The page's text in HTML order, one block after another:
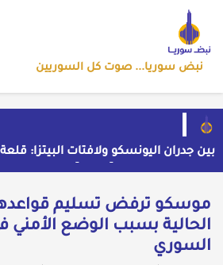
نبض سوريا... صوت كل السوريين
بين جدران اليونسكو ولافتات البيتزا:
هويتها تحت وطأة "التوظيف" العشوائي
واشنطن ترعى تقارباً نفطياً بين بغداد
مخزونها المستنزف في مواجهة ايران
أول رد ايراني على اتفاق "مكة" الدفاعي
حملة اعتقالات واسعة تطال عشرات
الرقامة بريف حمص الشرقي
موسكو ترفض تسليم
الحالية بسبب الوضع الأمني
السوري